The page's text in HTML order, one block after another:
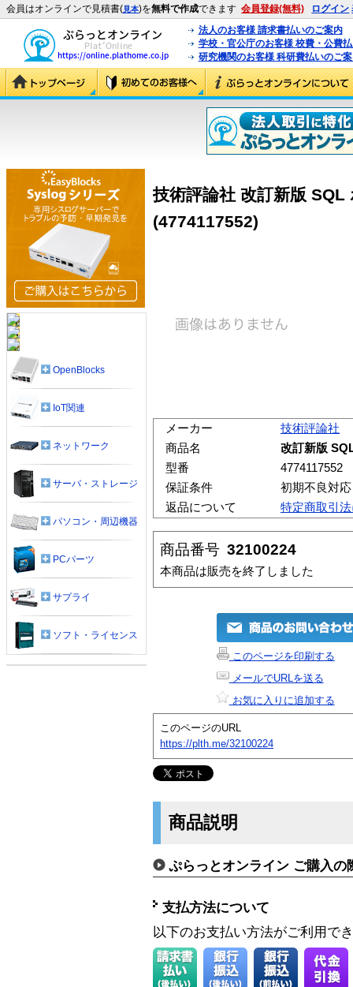
会員はオンラインで見積書(見本)を無料で作成できます 会員登録(無料) ログイン
法人のお客様 請求書払いのご案内
学校・官公庁のお客様 校費・公費
研究機関のお客様 科研費払いのご
技術評論社 改訂新版
(4774117552)
メーカー
技術評論社
商品名
改訂新版
型番
4774117552
保証条件
初期不良対
返品について
特定商取引
商品番号 32100224
本商品は販売を終了しました
このページを印刷する
メールでURLを送る
お気に入りに追加する
このページのURL
https://plth.me/32100224
商品説明
ぷらっとオンライン ご購入の
支払方法について
以下のお支払い方法がご利用で
OpenBlocks
IoT関連
ネットワーク
サーバ・ストレージ
パソコン・周辺機器
PCパーツ
サプライ
ソフト・ライセンス